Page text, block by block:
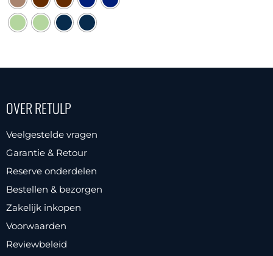
€ 21,95.€ 19,95.
variaties.
gekozen
worden
op
Deze
OVER RETULP
Veelgestelde vragen
Garantie & Retour
Reserve onderdelen
Bestellen & bezorgen
Zakelijk inkopen
Voorwaarden
Reviewbeleid